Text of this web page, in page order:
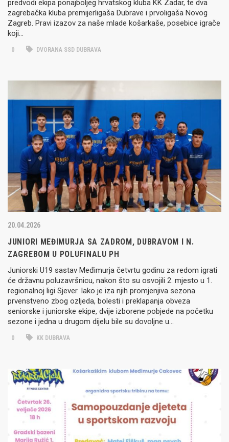
predvodi ekipa ponajboljeg hrvatskog kluba KK Zadar, te dva
zagrebačka kluba premijerligaša Dubrave i prvoligaša Novog
Zagreb. Pravi izazov za naše mlade košarkaše, posebice igrače
koji…
0 DVORANA SSD DUBRAVA
20.04.2026
JUNIORI MEĐIMURJA SA ZADROM, DUBRAVOM I N.
ZAGREBOM U POLUFINALU PH
Juniorski U19 sastav Međimurja četvrtu godinu za redom igrati
će državnu poluzavršnicu, nakon što su osvojili 2. mjesto u 1.
regionalnoj ligi Sjever. Iako je iza njih promjenjiva sezona
prvenstveno zbog ozljeda, bolesti i preklapanja obveza
seniorske i juniorske ekipe, dvije izborene pobjede na početku
sezone i jedna u drugom dijelu bile su dovoljne u…
0 KK DUBRAVA